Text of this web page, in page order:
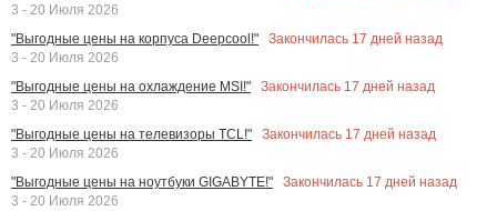
3 - 20 Июля 2026
"Выгодные цены на корпуса Deepcool!"
Закончилась 17 дней назад
3 - 20 Июля 2026
"Выгодные цены на охлаждение MSI!"
Закончилась 17 дней назад
3 - 20 Июля 2026
"Выгодные цены на телевизоры TCL!"
Закончилась 17 дней назад
3 - 20 Июля 2026
"Выгодные цены на ноутбуки GIGABYTE!"
Закончилась 17 дней назад
3 - 20 Июля 2026